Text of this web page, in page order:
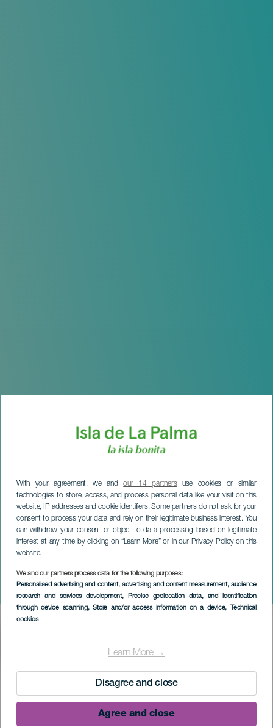
With your agreement, we andour 14 partnersuse cookies or similar
technologies to store, access, and process personal data like your visit on this
website, IP addresses and cookie identifiers. Some partners do not ask for your
consent to process your data and rely on their legitimate business interest. You
can withdraw your consent or object to data processing based on legitimate
interest at any time by clicking on “Learn More” or in our Privacy Policy on this
website.
We and our partners process data for the following purposes:
Personalised advertising and content, advertising and content measurement, audience
research and services development, Precise geolocation data, and identification
through device scanning, Store and/or access information on a device, Technical
cookies
Learn More →
Disagree and close
Agree and close
Jazz for the Family - En reise
gjennom Universal Music
LA PALMA
Imagen
TIDLIGERE AKTIVITET